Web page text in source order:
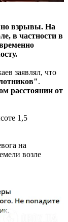
взрывы. На
в частности в
заявлял, что
.
расстоянии от
1,5
на
возле